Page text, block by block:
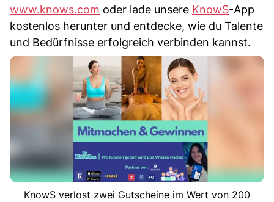
www.knows.com oder lade unsere KnowS-App
kostenlos herunter und entdecke, wie du Talente
und Bedürfnisse erfolgreich verbinden kannst.
KnowS verlost zwei Gutscheine im Wert von 200